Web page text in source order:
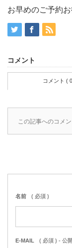
お早めのご予約
コメント
コメント (
この記事へのコメン
名前 ( 必須 )
E-MAIL ( 必須 ) - 公